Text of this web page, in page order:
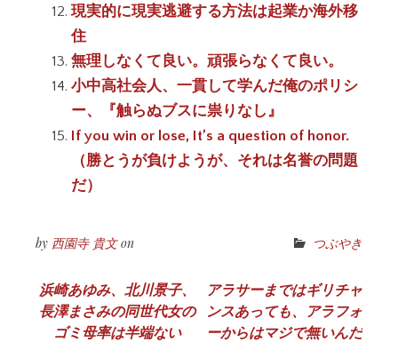
現実的に現実逃避する方法は起業か海外移
住
無理しなくて良い。頑張らなくて良い。
小中高社会人、一貫して学んだ俺のポリシ
ー、『触らぬブスに祟りなし』
If you win or lose, It’s a question of honor.
（勝とうが負けようが、それは名誉の問題
だ）
by 西園寺 貴文on つぶやき
投
稿
浜崎あゆみ、北川景子、
長澤まさみの同世代女の
ゴミ母率は半端ない
アラサーまではギリチャ
ンスあっても、アラフォ
ーからはマジで無いんだ